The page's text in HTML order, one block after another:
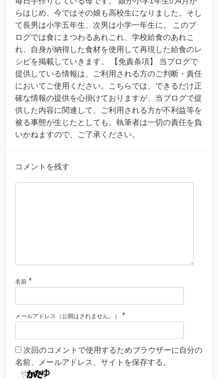
らはじめ、今ではその娘も高校生になりました。そし
て長男は小学五年生、次男は小学一年生に。 このブ
ログでは食にまつわるあれこれ、学校給食のあれこ
れ、自身が納得した食材を使用して再現した給食のレ
シピを掲載していきます。 【免責条項】 当ブログで
提供している情報は、ご利用される方のご判断・責任
においてご使用ください。こちらでは、できるだけ正
確な情報の提供を心掛けておりますが、当ブログで提
供した内容に関連して、ご利用される方が不利益等を
被る事態が生じたとしても、執筆者は一切の責任を負
いかねますので、ご了承ください。
コメントを残す
名前 *
メールアドレス（公開はされません。） *
次回のコメントで使用するためブラウザーに自分の
名前、メールアドレス、サイトを保存する。